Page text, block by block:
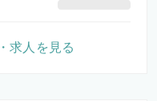
求人を見る